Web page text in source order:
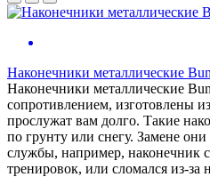
Наконечники металлические
Наконечники металлические
сопротивлением, изготовлены
прослужат вам долго. Такие
по грунту или снегу. Замене
службы, например, наконечник
тренировок, или сломался из-за